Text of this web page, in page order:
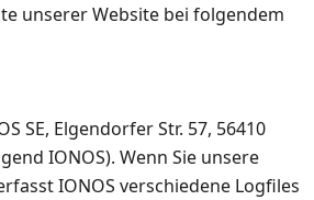
unserer Website bei folgendem
SE, Elgendorfer Str. 57, 56410
IONOS). Wenn Sie unsere
IONOS verschiedene Logfiles